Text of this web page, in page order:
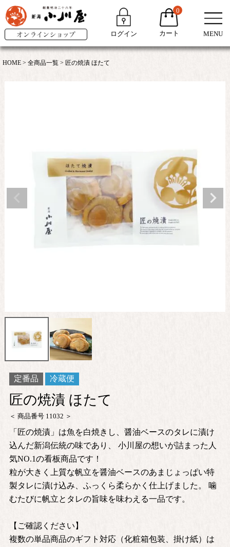
ログイン
0
カート MENU
HOME 全商品一覧 匠の焼漬 ほたて
定番品 冷蔵便
匠の焼漬 ほたて
商品番号 11032
「匠の焼漬」は魚を白焼きし、醤油ベースのタレに漬け
込んだ新潟伝統の味であり、 小川屋の想いが詰まった人
気NO.1の看板商品です！
粒が大きく上質な帆立を醤油ベースのあまじょっぱい特
製タレに漬け込み、ふっくら柔らかく仕上げました。 噛
むたびに帆立とタレの旨味を味わえる一品です。
【ご確認ください】
複数の単品商品のギフト対応（化粧箱包装、掛け紙）は